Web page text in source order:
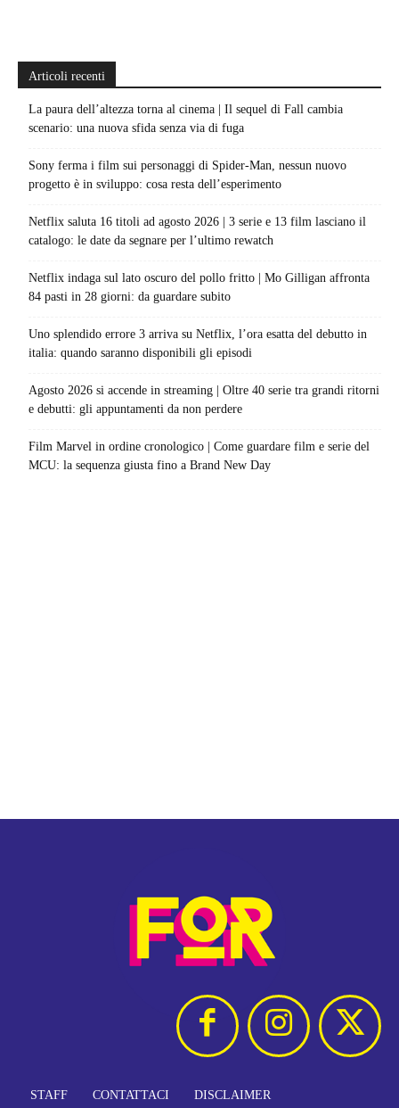
Articoli recenti
La paura dell’altezza torna al cinema | Il sequel di Fall cambia
scenario: una nuova sfida senza via di fuga
Sony ferma i film sui personaggi di Spider-Man, nessun nuovo
progetto è in sviluppo: cosa resta dell’esperimento
Netflix saluta 16 titoli ad agosto 2026 | 3 serie e 13 film lasciano il
catalogo: le date da segnare per l’ultimo rewatch
Netflix indaga sul lato oscuro del pollo fritto | Mo Gilligan affronta
84 pasti in 28 giorni: da guardare subito
Uno splendido errore 3 arriva su Netflix, l’ora esatta del debutto in
italia: quando saranno disponibili gli episodi
Agosto 2026 si accende in streaming | Oltre 40 serie tra grandi ritorni
e debutti: gli appuntamenti da non perdere
Film Marvel in ordine cronologico | Come guardare film e serie del
MCU: la sequenza giusta fino a Brand New Day
STAFF CONTATTACI DISCLAIMER